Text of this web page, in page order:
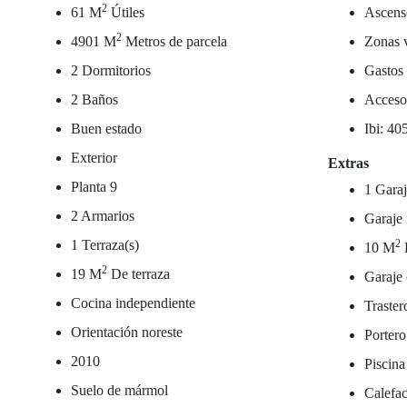
61 M2 Útiles
4901 M2 Metros de parcela
2 Dormitorios
2 Baños
Buen estado
Exterior
Planta 9
2 Armarios
1 Terraza(s)
19 M2 De terraza
Cocina independiente
Orientación noreste
2010
Suelo de mármol
Zonas
Ibi:
Extras
1
10 M2
Garaje
Portero